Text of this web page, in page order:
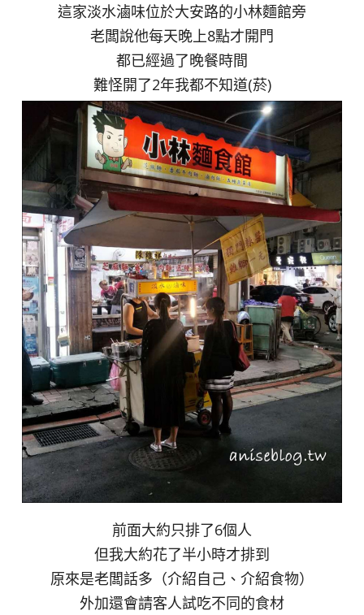
這家淡水滷味位於大安路的小林麵館旁
老闆說他每天晚上8點才開門
都已經過了晚餐時間
難怪開了2年我都不知道(菸)
前面大約只排了6個人
但我大約花了半小時才排到
原來是老闆話多（介紹自己、介紹食物）
外加還會請客人試吃不同的食材